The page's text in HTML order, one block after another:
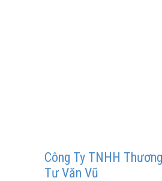
Công Ty TNHH
Tư Văn Vũ